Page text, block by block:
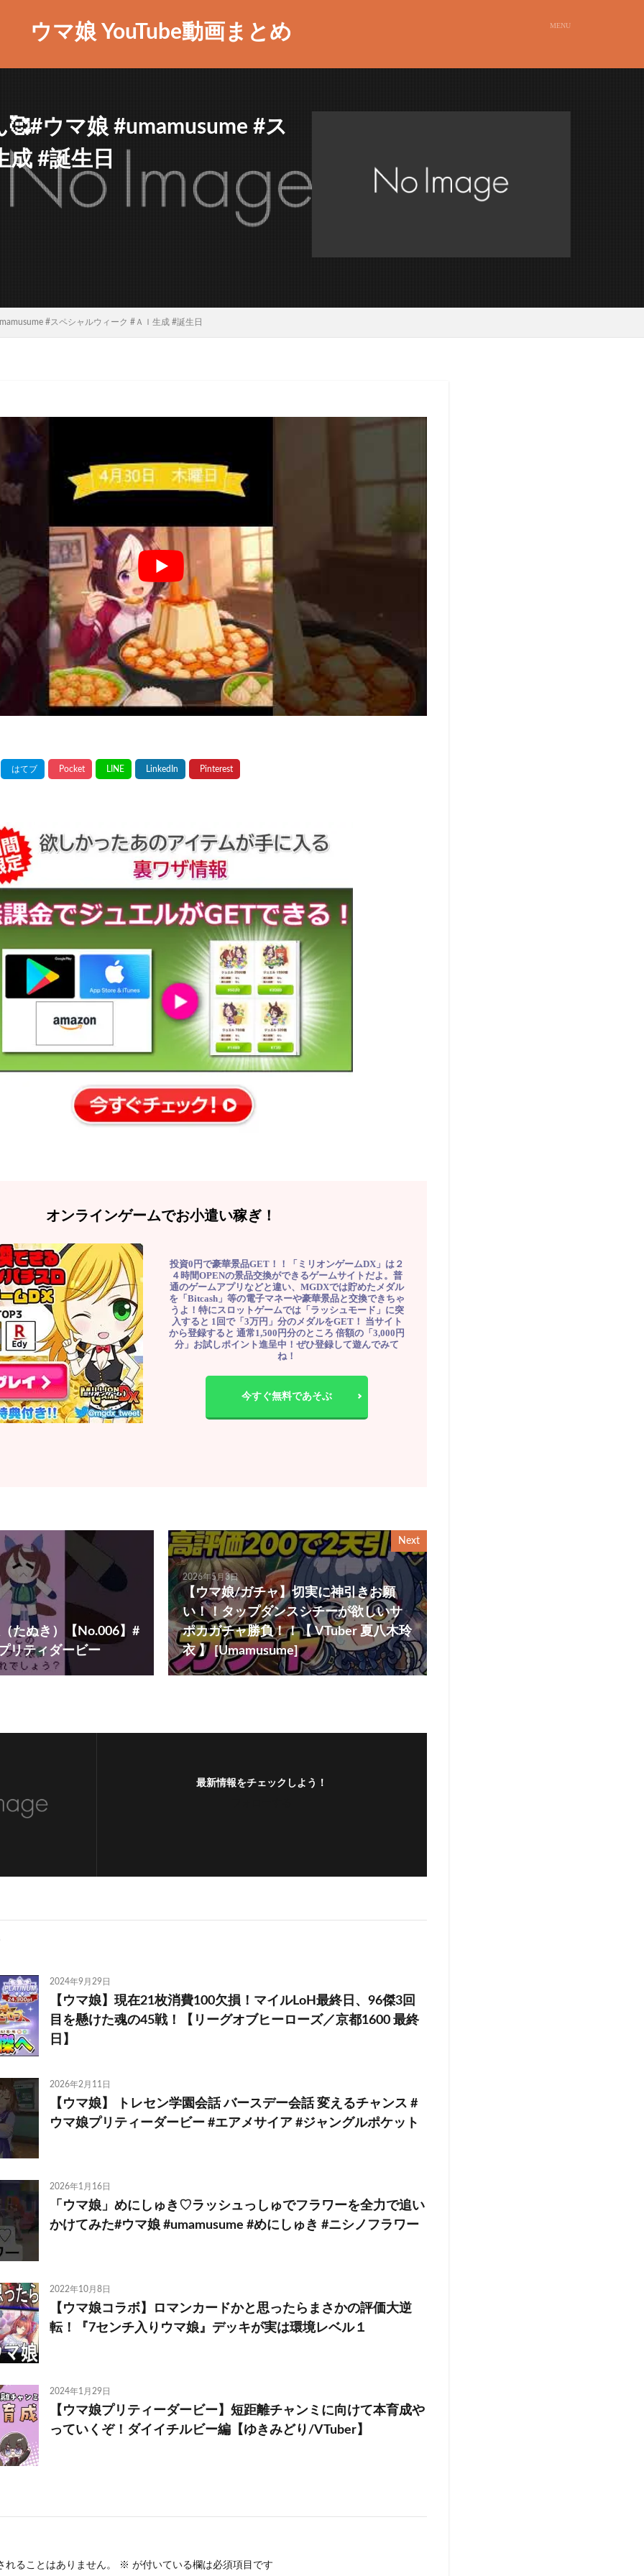
ウマ娘 YouTube動画まとめ
ウマ娘 #umamusume #ス
#誕生日
#スペシャルウィーク #ＡＩ生成 #誕生日
オンラインゲームでお小遣い稼ぎ！
投資0円で豪華景品GET！！「ミリオンゲームDX」は２
４時間OPENの景品交換ができるゲームサイトだよ。普
通のゲームアプリなどと違い、MGDXでは貯めたメダル
を「Bitcash」等の電子マネーや豪華景品と交換できちゃ
うよ！特にスロットゲームでは「ラッシュモード」に突
入すると 1回で「3万円」分のメダルをGET！ 当サイト
から登録すると 通常1,500円分のところ 倍額の「3,000円
分」お試しポイント進呈中！ぜひ登録して遊んでみて
ね！
今すぐ無料であそぶ
たぬき）【No.006】#
リティダービー
Next
2026年5月3日
【ウマ娘/ガチャ】切実に神引きお願
い！！タップダンスシチーが欲しいサ
ポカガチャ勝負！！【 VTuber 夏八木玲
衣 】 [Umamusume]
最新情報をチェックしよう！
2024年9月29日
【ウマ娘】現在21枚消費100欠損！マイルLoH最終日、96傑3回
目を懸けた魂の45戦！【リーグオブヒーローズ／京都1600 最終
日】
2026年2月11日
【ウマ娘】 トレセン学園会話 バースデー会話 変えるチャンス #
ウマ娘プリティーダービー #エアメサイア #ジャングルポケット
2026年1月16日
「ウマ娘」めにしゅき♡ラッシュっしゅでフラワーを全力で追い
かけてみた#ウマ娘 #umamusume #めにしゅき #ニシノフラワー
2022年10月8日
【ウマ娘コラボ】ロマンカードかと思ったらまさかの評価大逆
転！『7センチ入りウマ娘』デッキが実は環境レベル１
2024年1月29日
【ウマ娘プリティーダービー】短距離チャンミに向けて本育成や
っていくぞ！ダイイチルビー編【ゆきみどり/VTuber】
ることはありません。 ※ が付いている欄は必須項目です